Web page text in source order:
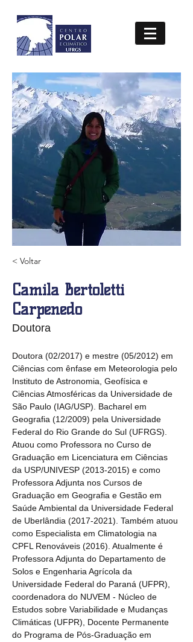
< Voltar
Camila Bertoletti
Carpenedo
Doutora
Doutora (02/2017) e mestre (05/2012) em
Ciências com ênfase em Meteorologia pelo
Instituto de Astronomia, Geofísica e
Ciências Atmosféricas da Universidade de
São Paulo (IAG/USP). Bacharel em
Geografia (12/2009) pela Universidade
Federal do Rio Grande do Sul (UFRGS).
Atuou como Professora no Curso de
Graduação em Licenciatura em Ciências
da USP/UNIVESP (2013-2015) e como
Professora Adjunta nos Cursos de
Graduação em Geografia e Gestão em
Saúde Ambiental da Universidade Federal
de Uberlândia (2017-2021). Também atuou
como Especialista em Climatologia na
CPFL Renováveis (2016). Atualmente é
Professora Adjunta do Departamento de
Solos e Engenharia Agrícola da
Universidade Federal do Paraná (UFPR),
coordenadora do NUVEM - Núcleo de
Estudos sobre Variabilidade e Mudanças
Climáticas (UFPR), Docente Permanente
do Programa de Pós-Graduação em